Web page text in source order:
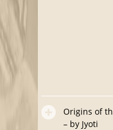
Origins of
– by Jyoti